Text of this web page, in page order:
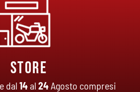
consiglierà la moto migliore in
alle tue esigenze.
ALLA VETRINA
Store
dal 14al 24Agosto compresi